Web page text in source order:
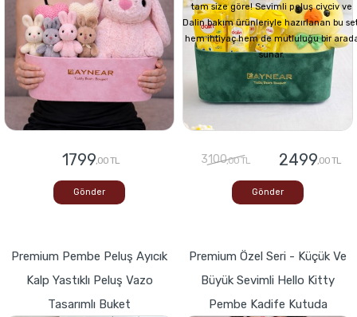
1799,00 TL
Gönder
tam size göre! Sevimli peluş civciv ve
Dalin bakım ürünleriyle hazırlanan bu
hem ihtiyaç hem de mutluluğu bir
sunar.
3100,00 TL 2499,00 TL
Gönder
Premium Pembe Peluş Ayıcık
Kalp Yastıklı Peluş Vazo
Tasarımlı Buket
Premium Özel Seri - Küçük Ve
Büyük Sevimli Hello Kitty
Pembe Kadife Kutuda